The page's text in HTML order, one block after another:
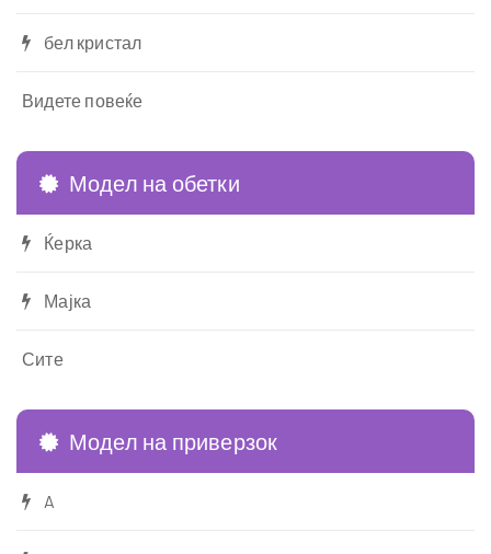
бел кристал
Видете повеќе
Модел на обетки
Ќерка
Мајка
Сите
Модел на приверзок
A